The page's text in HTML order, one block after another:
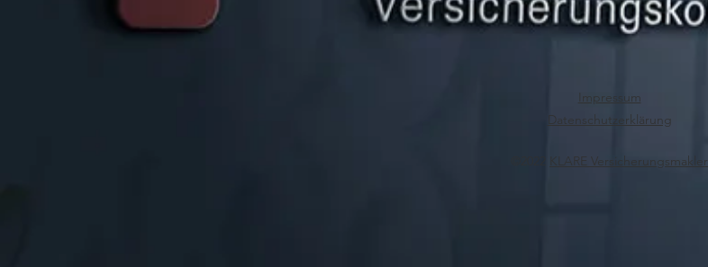
Impressum
Datenschutzerklärung
KLARE Versicherungsmakler